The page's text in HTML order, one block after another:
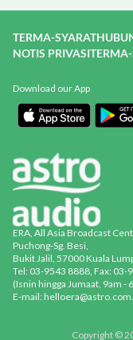
TERMA-SYARAT
NOTIS PRIVASI
ERA, All Asia Broadcast
Puchong-Sg. Besi,
Bukit Jalil, 57000 Kuala
Tel: 03-9543 8888, Fax: 03-
(Isnin hingga Jumaat, 9am -
E-mail:
Download our App
Copyright ©